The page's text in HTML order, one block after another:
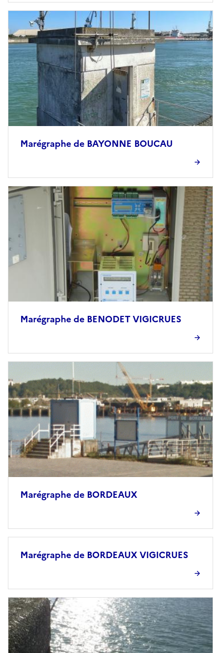
Marégraphe de BAYONNE BOUCAU
Marégraphe de BENODET VIGICRUES
Marégraphe de BORDEAUX
Marégraphe de BORDEAUX VIGICRUES